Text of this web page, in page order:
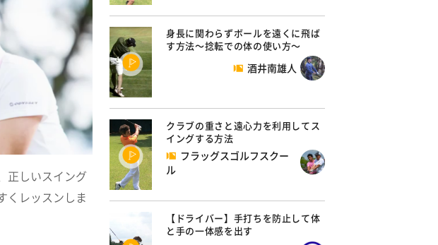
正しいスイング
くレッスンしま
身長に関わらずボールを遠くに飛ば
す方法～捻転での体の使い方～
酒井南雄人
クラブの重さと遠心力を利用してス
イングする方法
フラッグスゴルフスクー
ル
【ドライバー】手打ちを防止して体
と手の一体感を出す